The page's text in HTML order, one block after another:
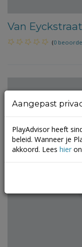
Van Eyckstraat
(0
Aangepast
PlayAdvisor heeft
beleid. Wanneer je
akkoord. Lees hier